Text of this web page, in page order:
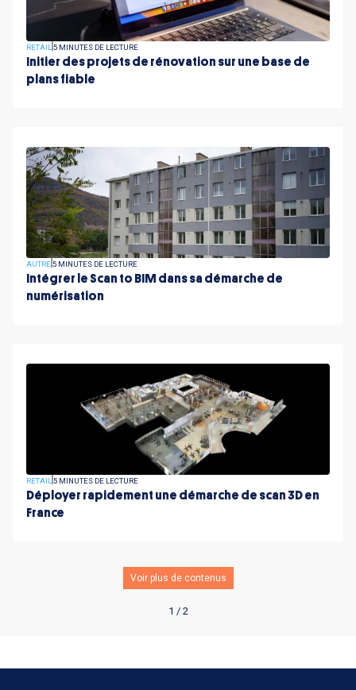
RETAIL 5 MINUTES DE LECTURE
Initier des projets de rénovation sur une base de
plans fiable
AUTRE5 MINUTES DE LECTURE
Intégrer le Scan to BIM dans sa démarche de
numérisation
RETAIL 5 MINUTES DE LECTURE
Déployer rapidement une démarche de scan 3D en
France
Voir plus de contenus
1 / 2